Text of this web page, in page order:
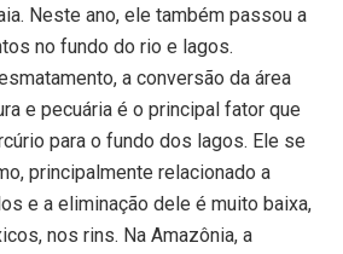
Neste ano, ele também passou a
no fundo do rio e lagos.
a conversão da área
e pecuária é o principal fator que
para o fundo dos lagos. Ele se
principalmente relacionado a
e a eliminação dele é muito baixa,
nos rins. Na Amazônia, a